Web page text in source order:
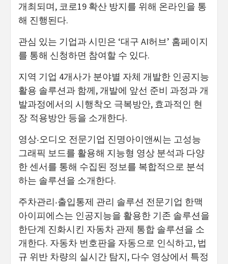
개최되며, 코로19 확산 방지를 위해 온라인을 통
해 진행된다.
관심 있는 기업과 시민은 ‘대구 AI허브’ 홈페이지
를 통해 신청하면 참여할 수 있다.
지역 기업 4개사가 분야별 자체 개발한 인공지능
활용 솔루션과 함께, 개발에 앞선 준비 과정과 개
발과정에서의 시행착오 극복방안, 효과적인 현
장 적용방안 등을 소개한다.
영상‧오디오 전문기업 진명아이앤씨는 고성능
그래픽 보드를 활용해 지능형 영상 분석과 다양
한 센서를 통해 수집된 정보를 복합적으로 분석
하는 솔루션을 소개한다.
주차관리‧출입통제 관리 솔루션 전문기업 한맥
아이피에스는 인공지능을 활용한 기존 솔루션을
한단계 진화시킨 자동차 관제 통합 솔루션을 소
개한다. 자동차 번호판을 자동으로 인식하고, 법
규 위반 차량의 실시간 탐지, 다수 영상에서 특정